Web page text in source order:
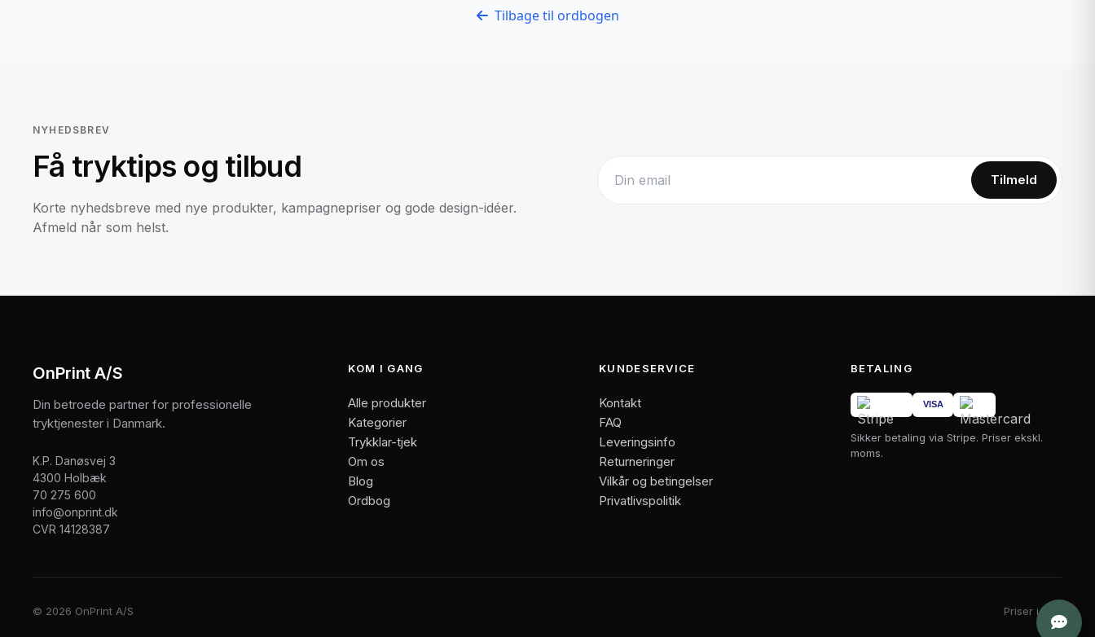
Tilbage til ordbogen
NYHEDSBREV
Få tryktips og tilbud
Korte nyhedsbreve med nye produkter, kampagnepriser og gode design-idéer.
Afmeld når som helst.
Tilmeld
OnPrint A/S
Din betroede partner for professionelle
tryktjenester i Danmark.
K.P. Danøsvej 3
4300 Holbæk
70 275 600
info@onprint.dk
CVR 14128387
KOM I GANG
Alle produkter
Kategorier
Trykklar-tjek
Om os
Blog
Ordbog
KUNDESERVICE
Kontakt
FAQ
Leveringsinfo
Returneringer
Vilkår og betingelser
Privatlivspolitik
BETALING
Sikker betaling via Stripe. Priser ekskl.
moms.
© 2026 OnPrint A/S Priser i DKK